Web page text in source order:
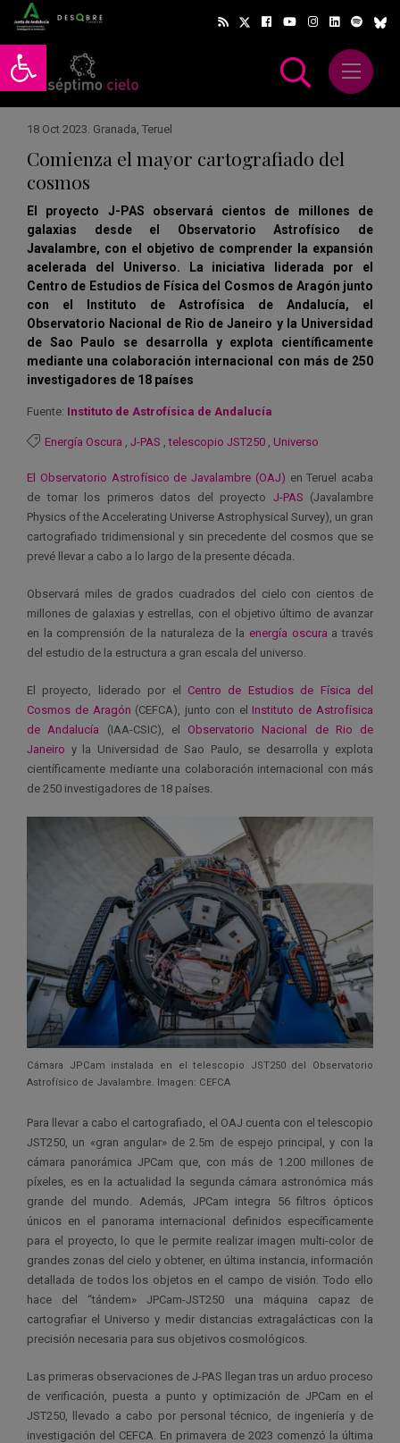
Abrir barra de herramientas
Abrir
18 Oct 2023. Granada, Teruel
Comienza el mayor cartografiado del
cosmos
El proyecto J-PAS observará cientos de millones de
galaxias desde el Observatorio Astrofísico de
Javalambre, con el objetivo de comprender la expansión
acelerada del Universo. La iniciativa liderada por el
Centro de Estudios de Física del Cosmos de Aragón junto
con el Instituto de Astrofísica de Andalucía, el
Observatorio Nacional de Rio de Janeiro y la Universidad
de Sao Paulo se desarrolla y explota científicamente
mediante una colaboración internacional con más de 250
investigadores de 18 países
Fuente: Instituto de Astrofísica de Andalucía
Energía Oscura , J-PAS ,telescopio JST250 , Universo
El Observatorio Astrofísico de Javalambre (OAJ) en Teruel acaba
de tomar los primeros datos del proyecto J-PAS (Javalambre
Physics of the Accelerating Universe Astrophysical Survey), un gran
cartografiado tridimensional y sin precedente del cosmos que se
prevé llevar a cabo a lo largo de la presente década.
Observará miles de grados cuadrados del cielo con cientos de
millones de galaxias y estrellas, con el objetivo último de avanzar
en la comprensión de la naturaleza de la energía oscura a través
del estudio de la estructura a gran escala del universo.
El proyecto, liderado por el Centro de Estudios de Física del
Cosmos de Aragón (CEFCA), junto con el Instituto de Astrofísica
de Andalucía (IAA-CSIC), el Observatorio Nacional de Rio de
Janeiro y la Universidad de Sao Paulo, se desarrolla y explota
científicamente mediante una colaboración internacional con más
de 250 investigadores de 18 países.
Cámara JPCam instalada en el telescopio JST250 del Observatorio
Astrofísico de Javalambre. Imagen: CEFCA
Para llevar a cabo el cartografiado, el OAJ cuenta con el telescopio
JST250, un «gran angular» de 2.5m de espejo principal, y con la
cámara panorámica JPCam que, con más de 1.200 millones de
píxeles, es en la actualidad la segunda cámara astronómica más
grande del mundo. Además, JPCam integra 56 filtros ópticos
únicos en el panorama internacional definidos específicamente
para el proyecto, lo que le permite realizar imagen multi-color de
grandes zonas del cielo y obtener, en última instancia, información
detallada de todos los objetos en el campo de visión. Todo ello
hace del “tándem» JPCam-JST250 una máquina capaz de
cartografiar el Universo y medir distancias extragalácticas con la
precisión necesaria para sus objetivos cosmológicos.
Las primeras observaciones de J-PAS llegan tras un arduo proceso
de verificación, puesta a punto y optimización de JPCam en el
JST250, llevado a cabo por personal técnico, de ingeniería y de
investigación del CEFCA. En primavera de 2023 comenzó la última